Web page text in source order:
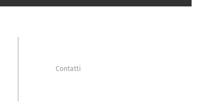
Contatti